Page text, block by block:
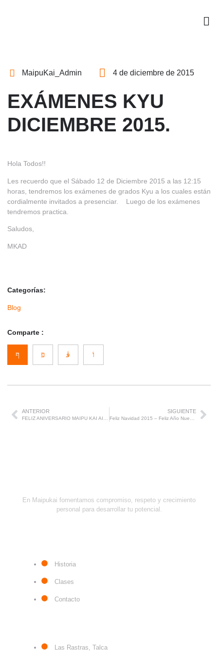
MaipuKai_Admin 4 de diciembre de 2015
EXÁMENES KYU
DICIEMBRE 2015.
Hola Todos!!
Les recuerdo que el Sábado 12 de Diciembre 2015 a las 12:15
horas, tendremos los exámenes de grados Kyu a los cuales están
cordialmente invitados a presenciar. Luego de los exámenes
tendremos practica.
Saludos,
MKAD
Categorías:
Blog
Comparte :
ANTERIOR SIGUIENTE
En Maipukai fomentamos compromiso, respeto y crecimiento
personal para desarrollar tu potencial.
Historia
Clases
Contacto
Las Rastras, Talca